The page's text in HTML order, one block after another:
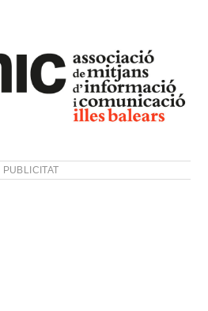
PUBLICITAT